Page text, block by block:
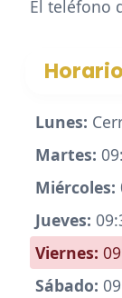
El teléfono
Lunes:
Martes:
Miércoles:
Jueves:
Viernes:
Sábado: